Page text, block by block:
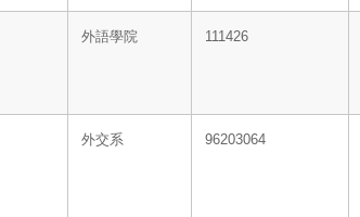
外語學院 111426
外交系 96203064